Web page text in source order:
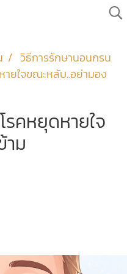
วิธีการรักษานอนกรน
ยใจขณะหลับ..อย่ามอง
คหยุดหายใจ
ม